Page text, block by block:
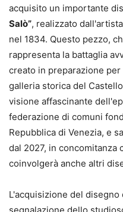
acquisito un importante
Salò”, realizzato
nel 1834. Questo pezzo,
rappresenta la battaglia
creato in preparazione
galleria storica del
visione affascinante
federazione di comuni
Repubblica di Venezia, e
dal 2027, in concomitanza
coinvolgerà anche altri
L'acquisizione del